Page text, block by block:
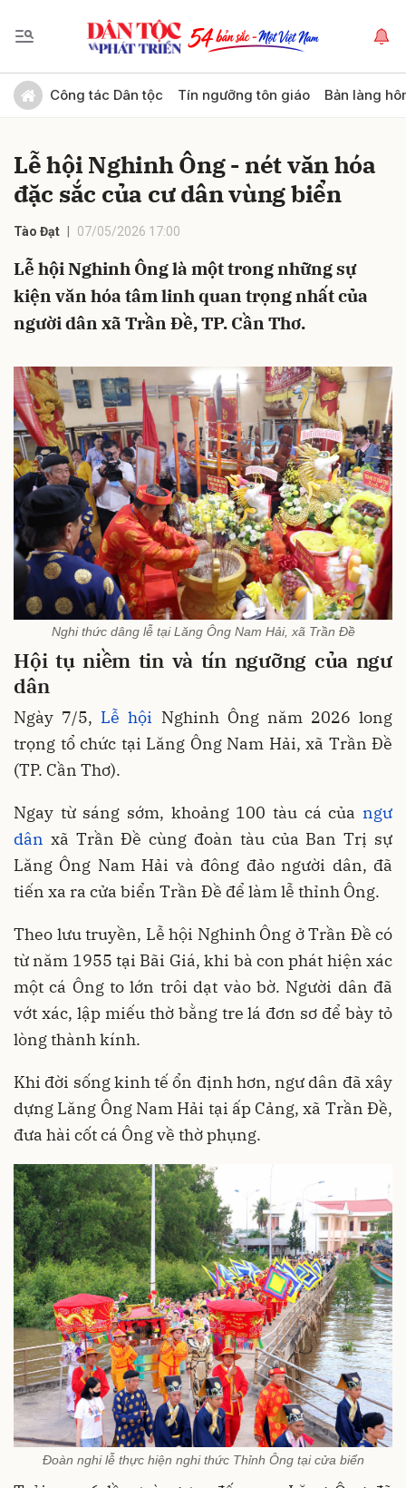
Công tác Dân tộc Tín ngưỡng tôn giáo Bản làng
Lễ hội Nghinh Ông - nét văn hóa
đặc sắc của cư dân vùng biển
Tào Đạt 07/05/2026 17:00
Lễ hội Nghinh Ông là một trong những sự
kiện văn hóa tâm linh quan trọng nhất của
người dân xã Trần Đề, TP. Cần Thơ.
Nghi thức dâng lễ tại Lăng Ông Nam Hải, xã Trần Đề
Hội tụ niềm tin và tín ngưỡng của ngư
dân
Ngày 7/5, Lễ hội Nghinh Ông năm 2026 long
trọng tổ chức tại Lăng Ông Nam Hải, xã Trần Đề
(TP. Cần Thơ).
Ngay từ sáng sớm, khoảng 100 tàu cá của ngư
dân xã Trần Đề cùng đoàn tàu của Ban Trị sự
Lăng Ông Nam Hải và đông đảo người dân, đã
tiến xa ra cửa biển Trần Đề để làm lễ thỉnh Ông.
Theo lưu truyền, Lễ hội Nghinh Ông ở Trần Đề có
từ năm 1955 tại Bãi Giá, khi bà con phát hiện xác
một cá Ông to lớn trôi dạt vào bờ. Người dân đã
vớt xác, lập miếu thờ bằng tre lá đơn sơ để bày tỏ
lòng thành kính.
Khi đời sống kinh tế ổn định hơn, ngư dân đã xây
dựng Lăng Ông Nam Hải tại ấp Cảng, xã Trần Đề,
đưa hài cốt cá Ông về thờ phụng.
Đoàn nghi lễ thực hiện nghi thức Thỉnh Ông tại cửa biển
Gửi bình luận
Hủy Gửi